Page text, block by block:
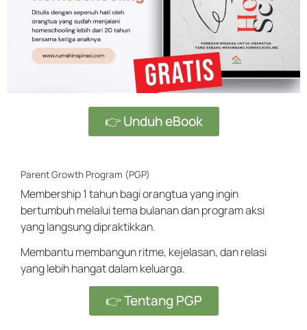
👉 Unduh eBook
Parent Growth Program (PGP)
Membership 1 tahun bagi orangtua yang ingin
bertumbuh melalui tema bulanan dan program aksi
yang langsung dipraktikkan.
Membantu membangun ritme, kejelasan, dan relasi
yang lebih hangat dalam keluarga.
👉 Tentang PGP